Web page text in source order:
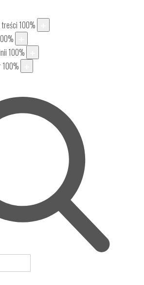
treści 100%
%
100%
100%